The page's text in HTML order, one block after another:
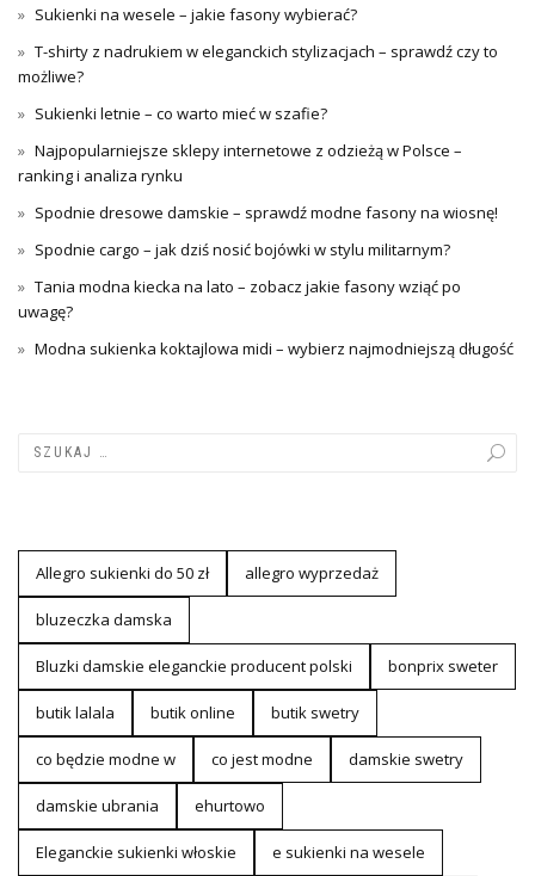
Sukienki na wesele – jakie fasony wybierać?
T-shirty z nadrukiem w eleganckich stylizacjach – sprawdź czy to
możliwe?
Sukienki letnie – co warto mieć w szafie?
Najpopularniejsze sklepy internetowe z odzieżą w Polsce –
ranking i analiza rynku
Spodnie dresowe damskie – sprawdź modne fasony na wiosnę!
Spodnie cargo – jak dziś nosić bojówki w stylu militarnym?
Tania modna kiecka na lato – zobacz jakie fasony wziąć po
uwagę?
Modna sukienka koktajlowa midi – wybierz najmodniejszą długość
Allegro sukienki do 50 zł allegro wyprzedaż
bluzeczka damska
Bluzki damskie eleganckie producent polski bonprix sweter
butik lalala butik online butik swetry
co będzie modne w co jest modne damskie swetry
damskie ubrania ehurtowo
Eleganckie sukienki włoskie e sukienki na wesele